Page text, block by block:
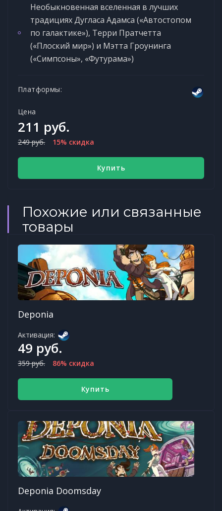
Необыкновенная вселенная в лучших
традициях Дугласа Адамса («Автостопом
по галактике»), Терри Пратчетта
(«Плоский мир») и Мэтта Гроунинга
(«Симпсоны», «Футурама»)
Платформы:
Цена
211 руб.
249 руб. 15% скидка
Купить
Похожие или связанные
товары
Deponia
Активация:
49 руб.
359 руб. 86% скидка
Купить
Deponia Doomsday